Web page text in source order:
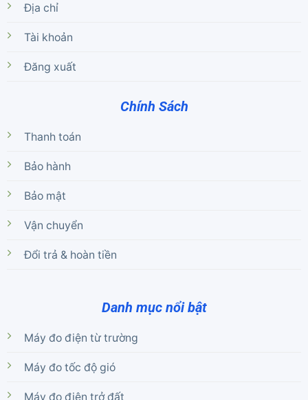
Địa chỉ
Tài khoản
Đăng xuất
Chính Sách
Thanh toán
Bảo hành
Bảo mật
Vận chuyển
Đổi trả & hoàn tiền
Danh mục nổi bật
Máy đo điện từ trường
Máy đo tốc độ gió
Máy đo điện trở đất